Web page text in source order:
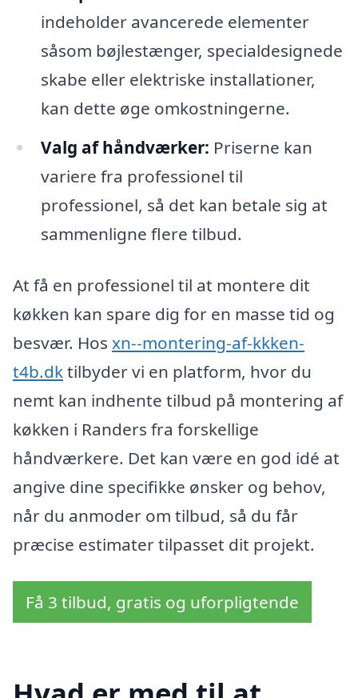
indeholder avancerede elementer
såsom bøjlestænger, specialdesignede
skabe eller elektriske installationer,
kan dette øge omkostningerne.
Valg af håndværker: Priserne kan
variere fra professionel til
professionel, så det kan betale sig at
sammenligne flere tilbud.
At få en professionel til at montere dit
køkken kan spare dig for en masse tid og
besvær. Hos xn--montering-af-kkken-
t4b.dktilbyder vi en platform, hvor du
nemt kan indhente tilbud på montering af
køkken i Randers fra forskellige
håndværkere. Det kan være en god idé at
angive dine specifikke ønsker og behov,
når du anmoder om tilbud, så du får
præcise estimater tilpasset dit projekt.
Få 3 tilbud, gratis og uforpligtende